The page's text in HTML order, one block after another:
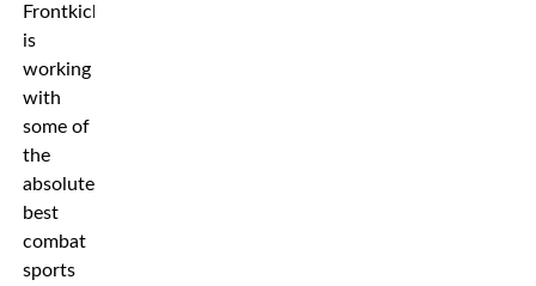
Frontkick
is
working
with
some of
the
absolute
best
combat
sports